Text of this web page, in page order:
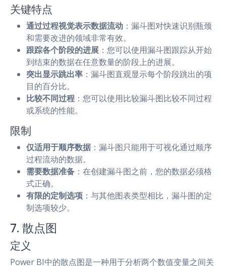
关键特点
通过过程视觉表示数据流动 ：漏斗图对快速识别瓶颈
和需要改进的领域非常有效。
跟踪各个阶段的进展 ：您可以使用漏斗图跟踪从开始
到结束的数据在任意数量的阶段上的进展。
突出显示跳出率 ：漏斗图直观显示每个阶段跳出的项
目的百分比。
比较不同过程 ：您可以使用比较漏斗图比较不同过程
或系统的性能。
限制
仅适用于顺序数据 ：漏斗图只能用于可视化通过顺序
过程流动的数据。
需要数据准备 ：在创建漏斗图之前，您的数据必须格
式正确。
有限的定制选项 ：与其他图表类型相比，漏斗图的定
制选项较少。
7. 散点图
定义
Power BI中的散点图是一种用于分析两个数值变量之间关